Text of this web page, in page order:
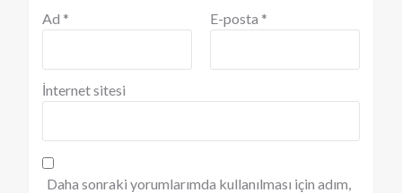
Ad * E-posta *
İnternet sitesi
Daha sonraki yorumlarımda kullanılması için adım,